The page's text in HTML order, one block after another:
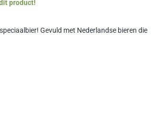
product!
Gevuld met Nederlandse bieren die